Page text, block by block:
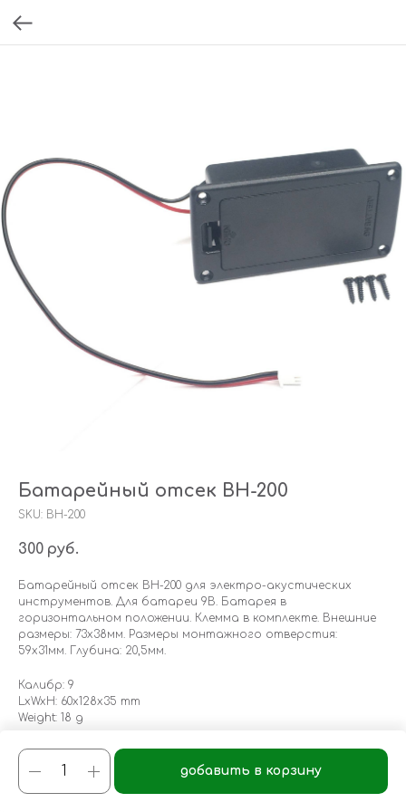
Батарейный отсек BH-200
SKU: BH-200
300 руб.
добавить в корзину
Батарейный отсек BH-200 для электро-акустических
инструментов. Для батареи 9В. Батарея в
горизонтальном положении. Клемма в комплекте. Внешние
размеры: 73х38мм. Размеры монтажного отверстия:
59х31мм. Глубина: 20,5мм.
Калибр: 9
LxWxH: 60x128x35 mm
Weight: 18 g